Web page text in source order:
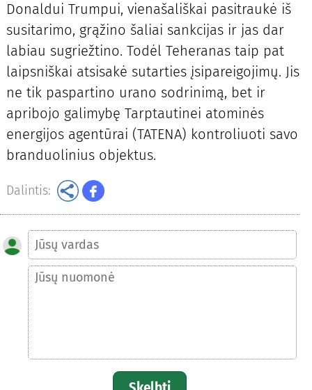
Donaldui Trumpui, vienašališkai pasitraukė iš
susitarimo, grąžino šaliai sankcijas ir jas dar
labiau sugriežtino. Todėl Teheranas taip pat
laipsniškai atsisakė sutarties įsipareigojimų. Jis
ne tik paspartino urano sodrinimą, bet ir
apribojo galimybę Tarptautinei atominės
energijos agentūrai (TATENA) kontroliuoti savo
branduolinius objektus.
Dalintis: